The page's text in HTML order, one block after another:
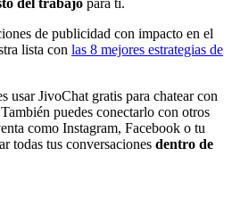
del trabajo para ti.
de publicidad con impacto en el
lista con las 8 mejores estrategias de
usar JivoChat gratis para chatear con
puedes conectarlo con otros
como Instagram, Facebook o tu
todas tus conversaciones dentro de